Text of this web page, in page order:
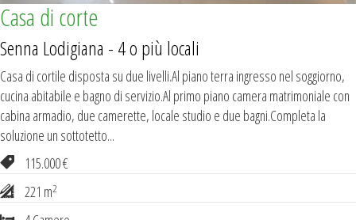
Casa di corte
Senna Lodigiana - 4 o più locali
Casa di cortile disposta su due livelli.Al piano terra ingresso nel soggiorno,
cucina abitabile e bagno di servizio.Al primo piano camera matrimoniale con
cabina armadio, due camerette, locale studio e due bagni.Completa la
soluzione un sottotetto...
115.000 €
221 m2